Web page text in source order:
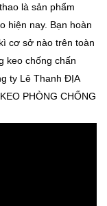
là sản phẩm
hiện nay. Bạn hoàn
cơ sở nào trên toàn
keo chống chấn
ty Lê Thanh ĐỊA
PHÒNG CHỐNG